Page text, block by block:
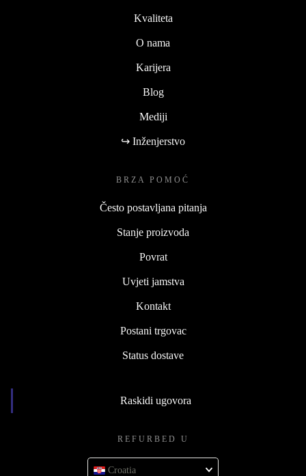
Kvaliteta
O nama
Karijera
Blog
Mediji
↪ Inženjerstvo
BRZA POMOĆ
Često postavljana pitanja
Stanje proizvoda
Povrat
Uvjeti jamstva
Kontakt
Postani trgovac
Status dostave
Raskidi ugovora
REFURBED U
Croatia